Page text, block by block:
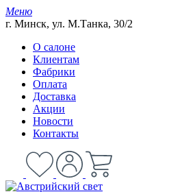
Меню
г. Минск, ул. М.Танка, 30/2
О салоне
Клиентам
Фабрики
Оплата
Доставка
Акции
Новости
Контакты